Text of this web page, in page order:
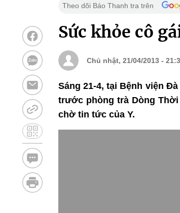
Theo dõi Báo Thanh tra trên
Sức khỏe cô
Chủ nhật, 21/04/2013 -
Sáng 21-4, tại Bệnh viện
trước phòng trà Dòng
chờ tin tức của Y.